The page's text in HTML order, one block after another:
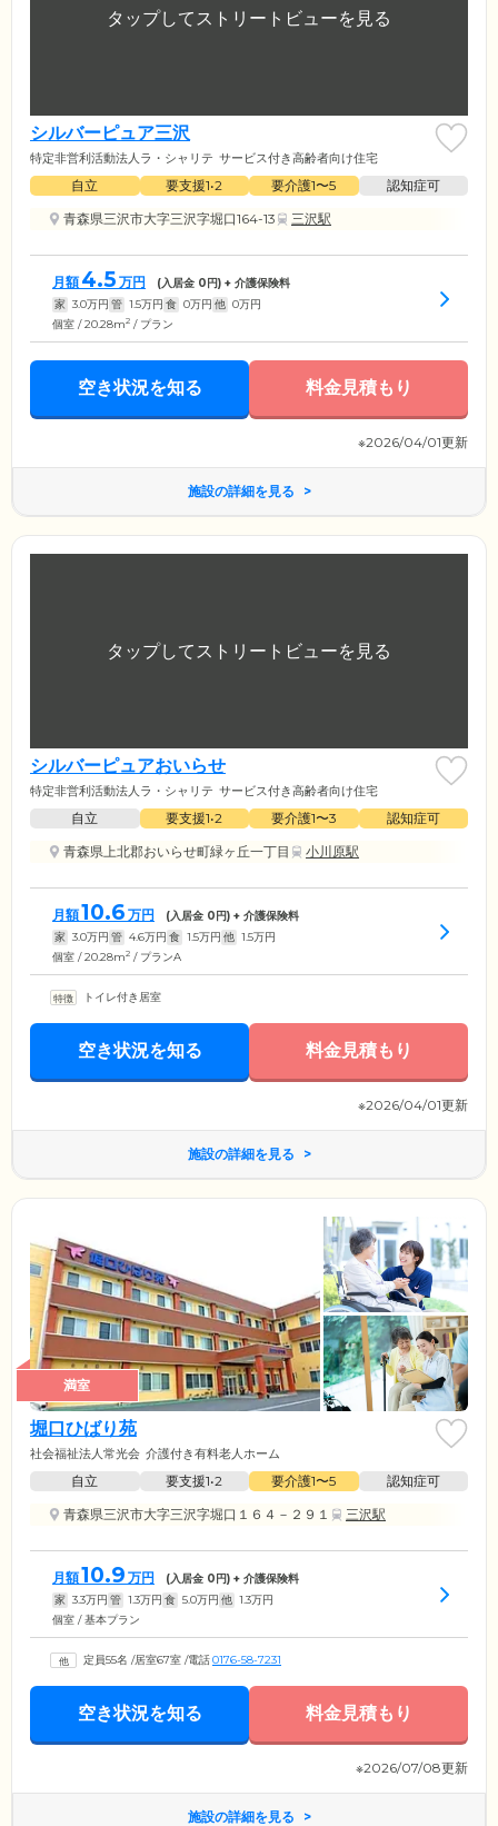
シルバーピュア三沢
特定非営利活動法人ラ・シャリテ サービス付き高齢者向け住宅
自立 要支援1•2 要介護1〜5
認知症可
青森県三沢市大字三沢字堀口164-13
三沢駅
月額 4.5 万円 (入居金 0円) + 介護保険料
家 3.0万円 管 1.5万円 食 0万円 他 0万円
個室 / 20.28m2 / プラン
空き状況を知る 料金見積もり
※2026/04/01更新
施設の詳細を見る
シルバーピュアおいらせ
特定非営利活動法人ラ・シャリテ サービス付き高齢者向け住宅
自立 要支援1•2 要介護1〜3
認知症可
青森県上北郡おいらせ町緑ヶ丘一丁目
小川原駅
月額10.6 万円 (入居金 0円) + 介護保険料
家 3.0万円 管 4.6万円 食 1.5万円 他 1.5万円
個室 / 20.28m2 / プランA
トイレ付き居室
空き状況を知る 料金見積もり
※2026/04/01更新
施設の詳細を見る
満室
堀口ひばり苑
社会福祉法人常光会 介護付き有料老人ホーム
自立 要支援1•2 要介護1〜5
認知症可
青森県三沢市大字三沢字堀口１６４－２９１
三沢駅
月額10.9 万円 (入居金 0円) + 介護保険料
家 3.3万円 管 1.3万円 食 5.0万円 他 1.3万円
個室 / 基本プラン
定員55名 /居室67室 /電話0176-58-7231
空き状況を知る 料金見積もり
※2026/07/08更新
施設の詳細を見る